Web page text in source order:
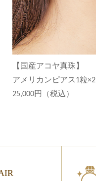
【国産アコヤ真珠】
アメリカンピアス1粒×2
25,000円（税込）